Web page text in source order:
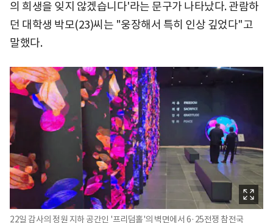
의 희생을 잊지 않겠습니다'라는 문구가 나타났다. 관람하
던 대학생 박모(23)씨는 "웅장해서 특히 인상 깊었다"고
말했다.
22일 감사의 정원 지하 공간인 '프리덤홀'의 벽면에서 6·25전쟁 참전국